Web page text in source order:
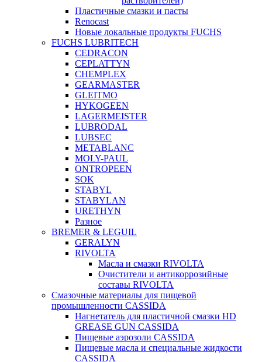
Пластичные смазки и пасты
Renocast
Новые локальные продукты FUCHS
FUCHS LUBRITECH
CEDRACON
CEPLATTYN
CHEMPLEX
GEARMASTER
GLEITMO
HYKOGEEN
LAGERMEISTER
LUBRODAL
LUBSEC
METABLANC
MOLY-PAUL
ONTROPEEN
SOK
STABYL
STABYLAN
URETHYN
Разное
BREMER & LEGUIL
GERALYN
RIVOLTA
Масла и смазки RIVOLTA
Очистители и антикоррозийные
составы RIVOLTA
Смазочные материалы для пищевой
промышленности CASSIDA
Нагнетатель для пластичной смазки HD
GREASE GUN CASSIDA
Пищевые аэрозоли CASSIDA
Пищевые масла и специальные жидкости
CASSIDA